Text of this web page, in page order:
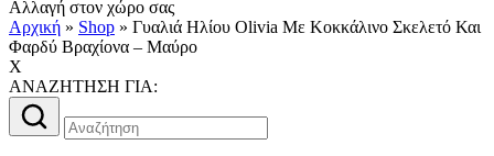
Αλλαγή στον χώρο σας
Αρχική » Shop » Γυαλιά Ηλίου Olivia Με Κοκκάλινο Σκελετό Και
Φαρδύ Βραχίονα – Μαύρο
X
AΝΑΖΗΤΗΣΗ ΓΙΑ:
Αναζήτηση
για: